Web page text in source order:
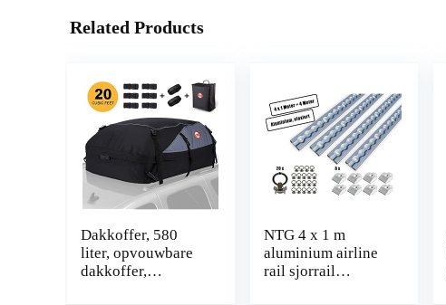
Related Products
Dakkoffer, 580
liter, opvouwbare
dakkoffer,
NTG 4 x 1 m
aluminium airline
rail sjorrail